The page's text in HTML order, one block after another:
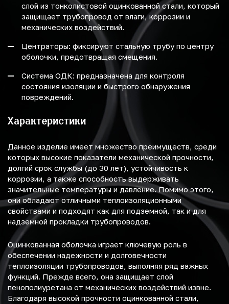
слой из тонколистовой оцинкованной стали, который
защищает трубопровод от влаги, коррозии и
механических воздействий.
Центраторы: фиксируют стальную трубу по центру
оболочки, предотвращая смещения.
Система ОДК: предназначена для контроля
состояния изоляции и быстрого обнаружения
повреждений.
Характеристики
Данное изделие имеет множество преимуществ, среди
которых высокие показатели механической прочности,
долгий срок службы (до 30 лет), устойчивость к
коррозии, а также способность выдерживать
значительные температуры и давление. Помимо этого,
они обладают отличными теплоизоляционными
свойствами и подходят как для подземной, так и для
надземной прокладки трубопроводов.
Оцинкованная оболочка играет ключевую роль в
обеспечении надежности и долговечности
теплоизоляции трубопроводов, выполняя ряд важных
функций. Прежде всего, она защищает слой
пенополиуретана от механических воздействий извне.
Благодаря высокой прочности оцинкованной стали,